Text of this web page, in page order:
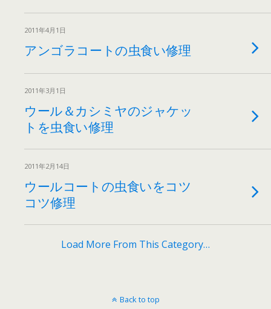
2011年4月1日
アンゴラコートの虫食い修理
2011年3月1日
ウール＆カシミヤのジャケッ
トを虫食い修理
2011年2月14日
ウールコートの虫食いをコツ
コツ修理
Load More From This Category…
Back to top